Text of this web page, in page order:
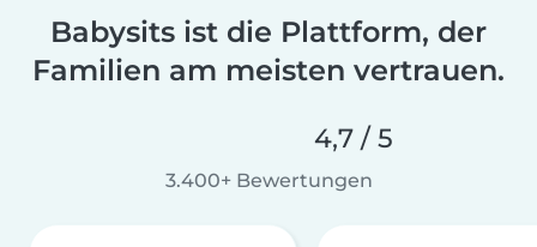
Babysits ist die Plattform, der
Familien am meisten vertrauen.
4,7 / 5
3.400+ Bewertungen